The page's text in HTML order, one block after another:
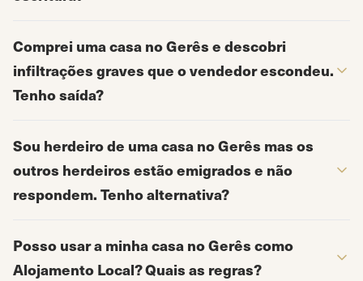
Comprei uma casa no Gerês e descobri
infiltrações graves que o vendedor escondeu.
Tenho saída?
Sou herdeiro de uma casa no Gerês mas os
outros herdeiros estão emigrados e não
respondem. Tenho alternativa?
Posso usar a minha casa no Gerês como
Alojamento Local? Quais as regras?